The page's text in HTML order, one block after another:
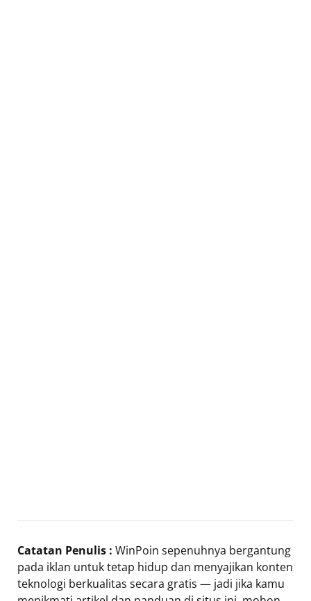
Catatan Penulis : WinPoin sepenuhnya bergantung
pada iklan untuk tetap hidup dan menyajikan konten
teknologi berkualitas secara gratis — jadi jika kamu